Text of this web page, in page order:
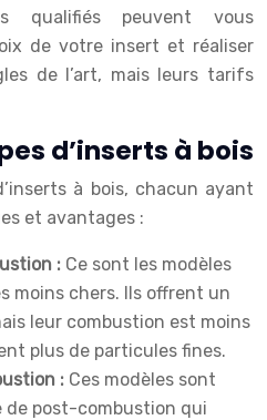
qualifiés peuvent vous
de votre insert et réaliser
de l’art, mais leurs tarifs
d’inserts à bois
à bois, chacun ayant
et avantages :
: Ce sont les modèles
moins chers. Ils offrent un
leur combustion est moins
plus de particules fines.
: Ces modèles sont
de post-combustion qui